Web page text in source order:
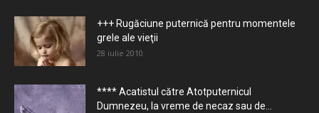
+++ Rugăciune puternică pentru momentele
grele ale vieţii
28 iulie 2010
**** Acatistul către Atotputernicul
Dumnezeu, la vreme de necaz sau de...